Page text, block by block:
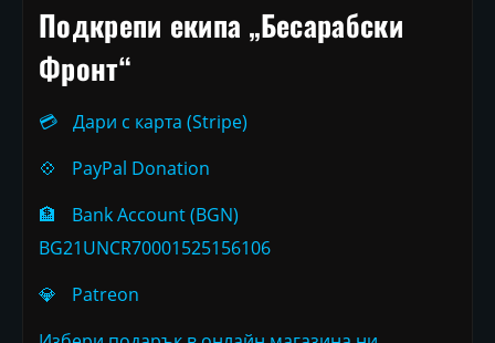
Подкрепи екипа „Бесарабски
Фронт“
💳
Дари с карта (Stripe)
💠
PayPal Donation
🏦
Bank Account (BGN)
BG21UNCR70001525156106
💎
Patreon